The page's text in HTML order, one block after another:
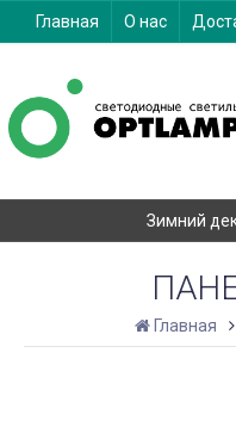
Главная О нас
Зимний
Главная